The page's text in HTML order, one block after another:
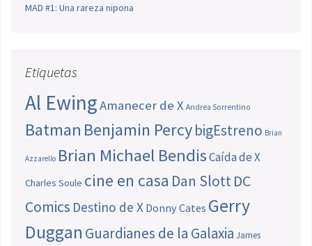
MAD #1: Una rareza nipona
Etiquetas
Al EwingAmanecer de X Andrea Sorrentino
Batman Benjamin PercybigEstreno Brian
Azzarello Brian Michael BendisCaída de X
Charles Soule cine en casa Dan SlottDC
Comics Destino de X Donny Cates Gerry
Duggan Guardianes de la Galaxia James